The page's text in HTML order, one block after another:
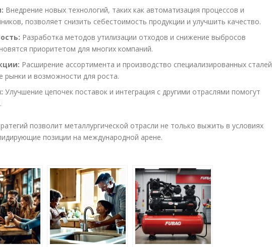
Внедрение новых технологий, таких как автоматизация процессов и
позволяет снизить себестоимость продукции и улучшить качество.
Разработка методов утилизации отходов и снижение выбросов
приоритетом для многих компаний.
Расширение ассортимента и производство специализированных сталей
рынки и возможности для роста.
Улучшение цепочек поставок и интеграция с другими отраслями помогут
позволит металлургической отрасли не только выжить в условиях
позиции на международной арене.